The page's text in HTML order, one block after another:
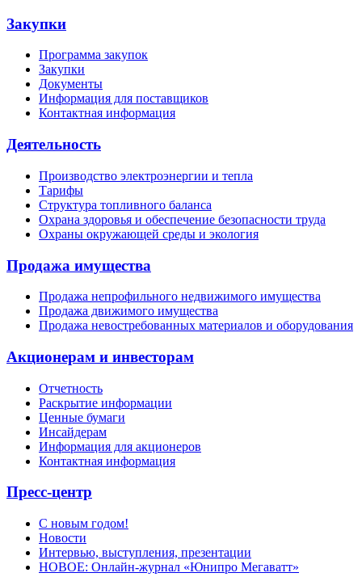
Закупки
Программа закупок
Закупки
Документы
Информация для поставщиков
Контактная информация
Деятельность
Производство электроэнергии и тепла
Тарифы
Структура топливного баланса
Охрана здоровья и обеспечение безопасности труда
Охраны окружающей среды и экология
Продажа имущества
Продажа непрофильного недвижимого имущества
Продажа движимого имущества
Продажа невостребованных материалов и оборудования
Акционерам и инвесторам
Отчетность
Раскрытие информации
Ценные бумаги
Инсайдерам
Информация для акционеров
Контактная информация
Пресс-центр
С новым годом!
Новости
Интервью, выступления, презентации
НОВОЕ: Онлайн-журнал «Юнипро Мегаватт»